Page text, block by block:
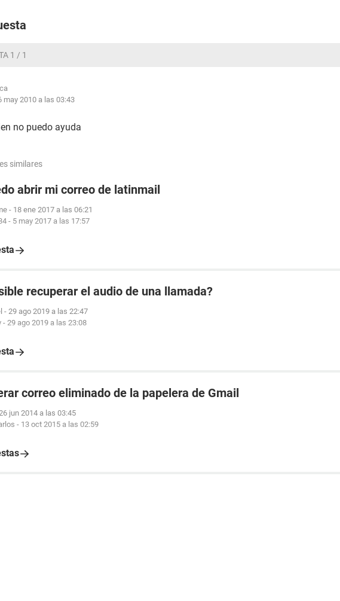
1 / 1
may 2010 a las 03:43
no puedo ayuda
similares
abrir mi correo de latinmail
- 18 ene 2017 a las 06:21
- 5 may 2017 a las 17:57
recuperar el audio de una llamada?
- 29 ago 2019 a las 22:47
- 29 ago 2019 a las 23:08
correo eliminado de la papelera de Gmail
jun 2014 a las 03:45
- 13 oct 2015 a las 02:59